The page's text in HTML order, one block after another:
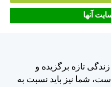
آنها
تازه برگزيده و
شما نيز بايد نسبت به